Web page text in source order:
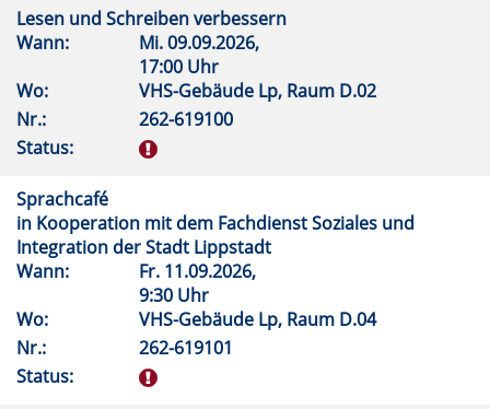
Lesen und Schreiben verbessern
Wann:
Mi.09.09.2026,
17:00 Uhr
Wo:
VHS-Gebäude Lp, Raum D.02
Nr.:
262-619100
Status:
Sprachcafé
in Kooperation mit dem Fachdienst Soziales und
Integration der Stadt Lippstadt
Wann:
Fr. 11.09.2026,
9:30 Uhr
Wo:
VHS-Gebäude Lp, Raum D.04
Nr.:
262-619101
Status: